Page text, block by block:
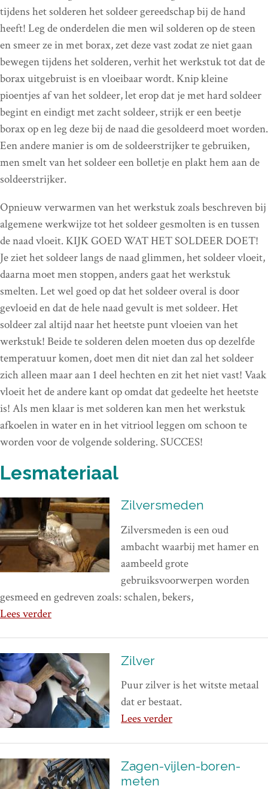
tijdens het solderen het soldeer gereedschap bij de hand
heeft! Leg de onderdelen die men wil solderen op de steen
en smeer ze in met borax, zet deze vast zodat ze niet gaan
bewegen tijdens het solderen, verhit het werkstuk tot dat de
borax uitgebruist is en vloeibaar wordt. Knip kleine
pioentjes af van het soldeer, let erop dat je met hard soldeer
begint en eindigt met zacht soldeer, strijk er een beetje
borax op en leg deze bij de naad die gesoldeerd moet worden.
Een andere manier is om de soldeerstrijker te gebruiken,
men smelt van het soldeer een bolletje en plakt hem aan de
soldeerstrijker.
Opnieuw verwarmen van het werkstuk zoals beschreven bij
algemene werkwijze tot het soldeer gesmolten is en tussen
de naad vloeit. KIJK GOED WAT HET SOLDEER DOET!
Je ziet het soldeer langs de naad glimmen, het soldeer vloeit,
daarna moet men stoppen, anders gaat het werkstuk
smelten. Let wel goed op dat het soldeer overal is door
gevloeid en dat de hele naad gevult is met soldeer. Het
soldeer zal altijd naar het heetste punt vloeien van het
werkstuk! Beide te solderen delen moeten dus op dezelfde
temperatuur komen, doet men dit niet dan zal het soldeer
zich alleen maar aan 1 deel hechten en zit het niet vast! Vaak
vloeit het de andere kant op omdat dat gedeelte het heetste
is! Als men klaar is met solderen kan men het werkstuk
afkoelen in water en in het vitriool leggen om schoon te
worden voor de volgende soldering. SUCCES!
Lesmateriaal
Zilversmeden
Zilversmeden is een oud
ambacht waarbij met hamer en
aambeeld grote
gebruiksvoorwerpen worden
gesmeed en gedreven zoals: schalen, bekers,
Lees verder
Zilver
Puur zilver is het witste metaal
dat er bestaat.
Lees verder
Zagen-vijlen-boren-
meten